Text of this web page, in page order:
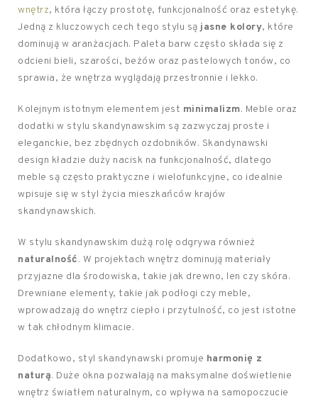
wnętrz, która łączy prostotę, funkcjonalność oraz estetykę.
Jedną z kluczowych cech tego stylu są jasne kolory, które
dominują w aranżacjach. Paleta barw często składa się z
odcieni bieli, szarości, beżów oraz pastelowych tonów, co
sprawia, że wnętrza wyglądają przestronnie i lekko.
Kolejnym istotnym elementem jest minimalizm. Meble oraz
dodatki w stylu skandynawskim są zazwyczaj proste i
eleganckie, bez zbędnych ozdobników. Skandynawski
design kładzie duży nacisk na funkcjonalność, dlatego
meble są często praktyczne i wielofunkcyjne, co idealnie
wpisuje się w styl życia mieszkańców krajów
skandynawskich.
W stylu skandynawskim dużą rolę odgrywa również
naturalność. W projektach wnętrz dominują materiały
przyjazne dla środowiska, takie jak drewno, len czy skóra.
Drewniane elementy, takie jak podłogi czy meble,
wprowadzają do wnętrz ciepło i przytulność, co jest istotne
w tak chłodnym klimacie.
Dodatkowo, styl skandynawski promuje harmonię z
naturą. Duże okna pozwalają na maksymalne doświetlenie
wnętrz światłem naturalnym, co wpływa na samopoczucie